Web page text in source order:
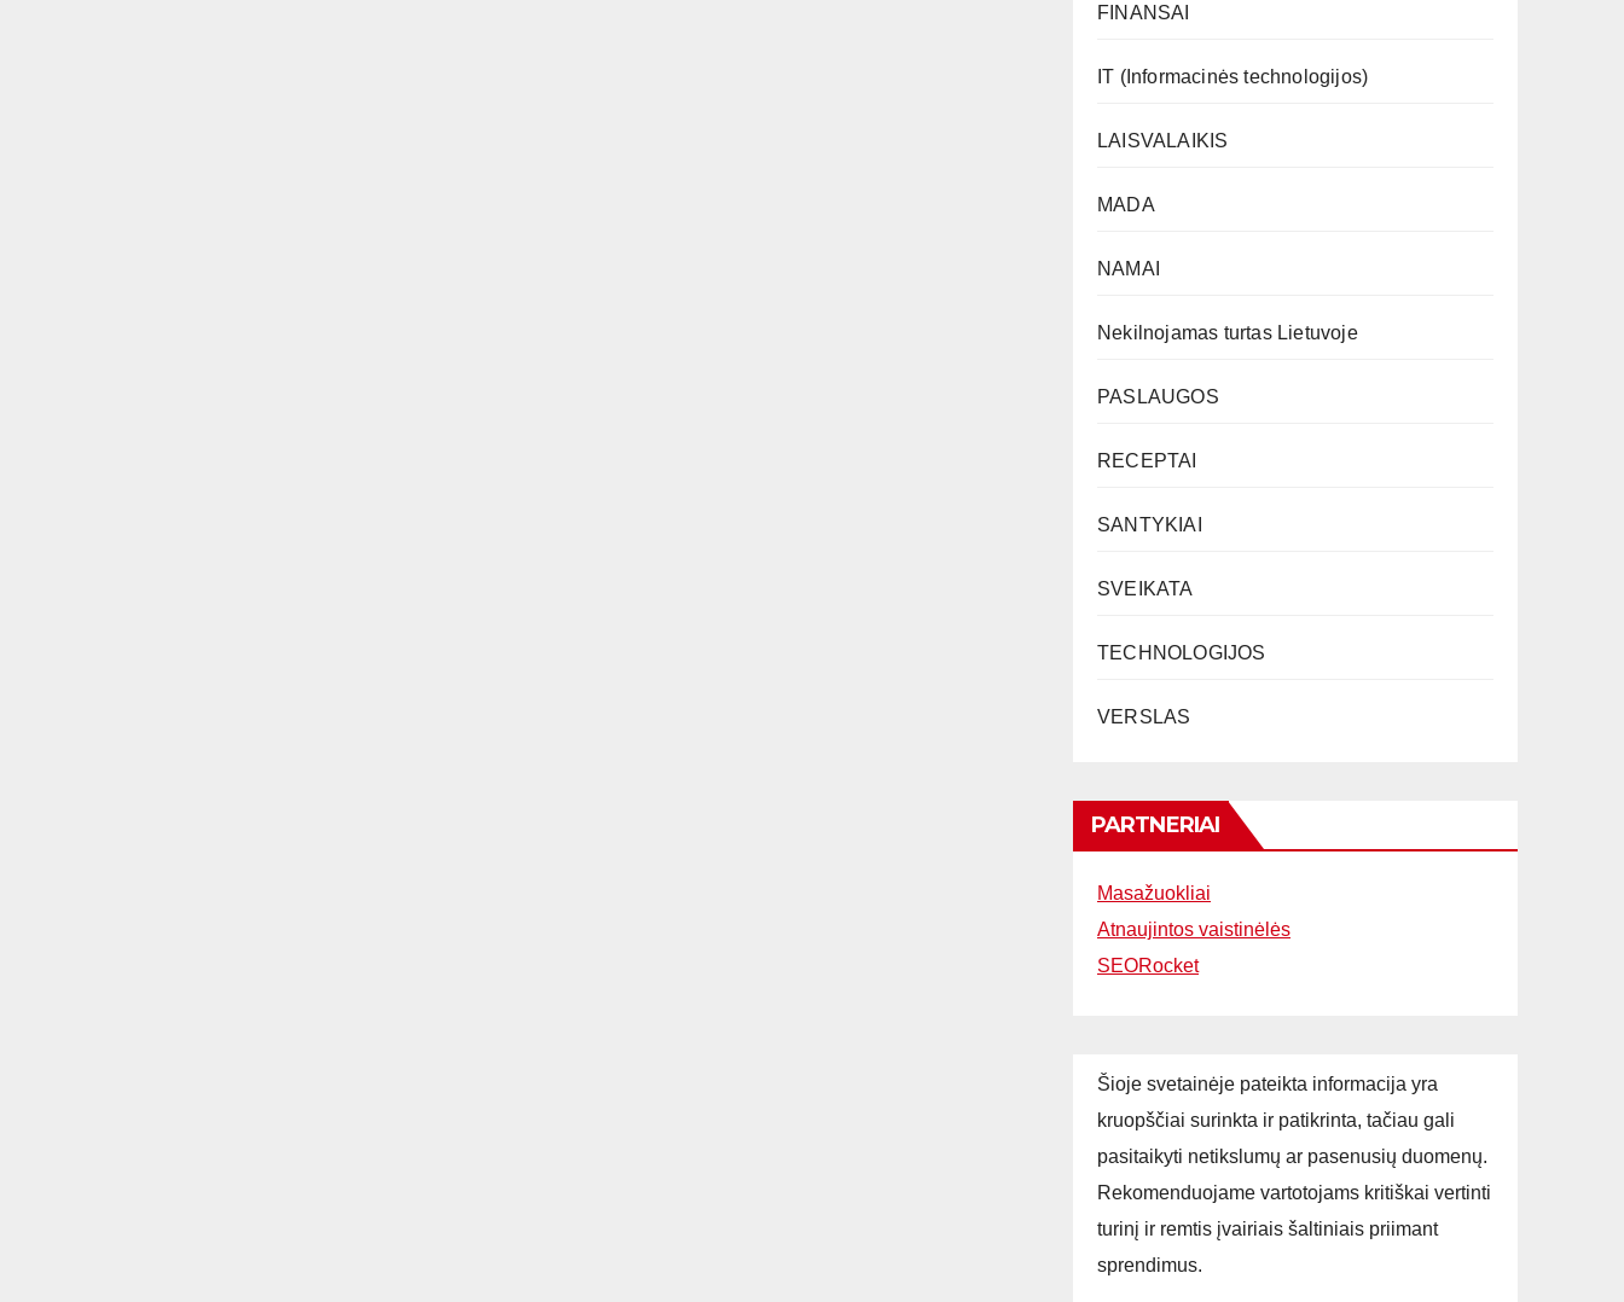
FINANSAI
IT (Informacinės technologijos)
LAISVALAIKIS
MADA
NAMAI
Nekilnojamas turtas Lietuvoje
PASLAUGOS
RECEPTAI
SANTYKIAI
SVEIKATA
TECHNOLOGIJOS
VERSLAS
PARTNERIAI
Masažuokliai
Atnaujintos vaistinėlės
SEORocket
Šioje svetainėje pateikta informacija yra
kruopščiai surinkta ir patikrinta, tačiau gali
pasitaikyti netikslumų ar pasenusių duomenų.
Rekomenduojame vartotojams kritiškai vertinti
turinį ir remtis įvairiais šaltiniais priimant
sprendimus.